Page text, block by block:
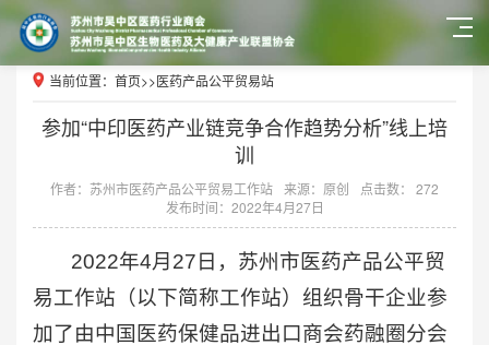
当前位置： 首页>>医药产品公平贸易站
参加“中印医药产业链竞争合作趋势分析”线上培
训
作者：苏州市医药产品公平贸易工作站 来源：原创
点击数： 272
发布时间：2022年4月27日
2022年4月27日，苏州市医药产品公平贸
易工作站（以下简称工作站）组织骨干企业参
加了由中国医药保健品进出口商会药融圈分会